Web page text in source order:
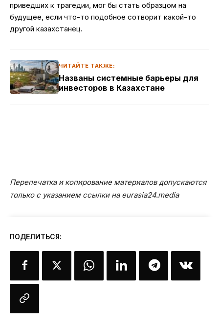
приведших к трагедии, мог бы стать образцом на
будущее, если что-то подобное сотворит какой-то
другой казахстанец.
ЧИТАЙТЕ ТАКЖЕ:
Названы системные барьеры для
инвесторов в Казахстане
Перепечатка и копирование материалов допускаются
только с указанием ссылки на eurasia24.media
ПОДЕЛИТЬСЯ: